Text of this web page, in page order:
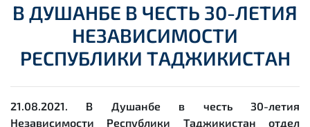
В ДУШАНБЕ В ЧЕСТЬ 30-ЛЕТИЯ
НЕЗАВИСИМОСТИ
РЕСПУБЛИКИ ТАДЖИКИСТАН
21.08.2021. В Душанбе в честь 30-летия
Независимости Республики Таджикистан отдел